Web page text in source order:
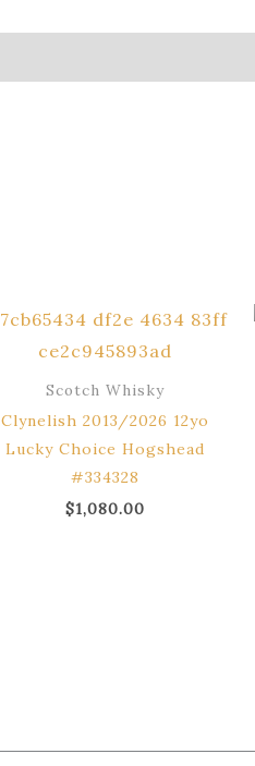
Scotch Whisky
Clynelish 2013/2026 12yo
Lucky Choice Hogshead
#334328
$1,080.00